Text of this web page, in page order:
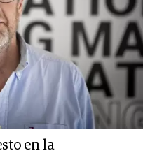
en la